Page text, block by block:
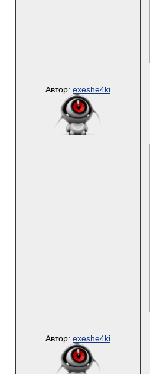
Автор: exeshe4ki
Автор: exeshe4ki